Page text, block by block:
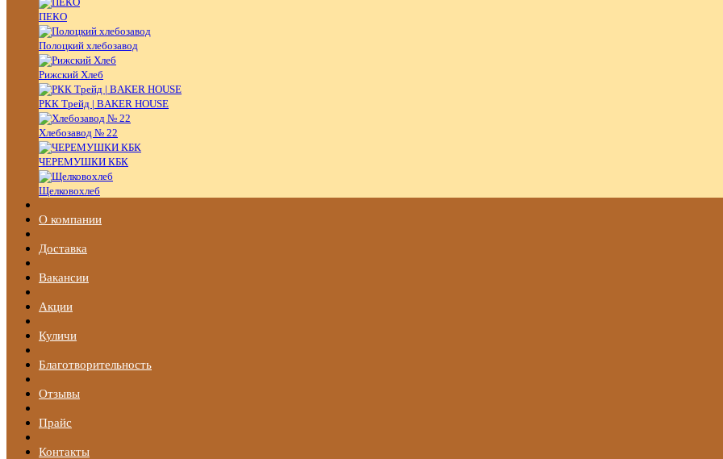
ПЕКО
Полоцкий хлебозавод
Рижский Хлеб
РКК Трейд | BAKER HOUSE
Хлебозавод № 22
ЧЕРЕМУШКИ КБК
Щелковохлеб
О компании
Доставка
Вакансии
Акции
Куличи
Благотворительность
Отзывы
Прайс
Контакты